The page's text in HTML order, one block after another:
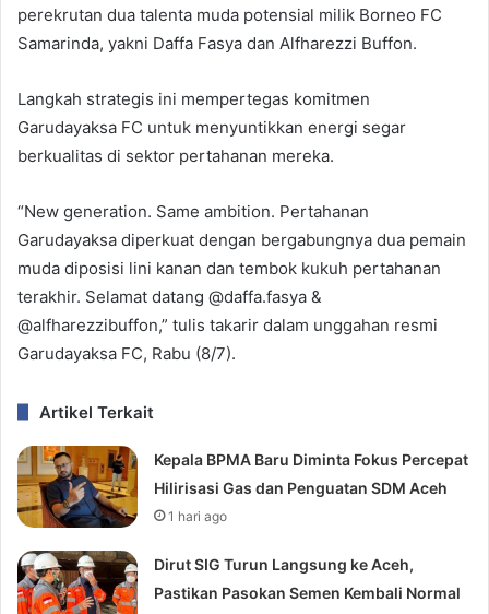
perekrutan dua talenta muda potensial milik Borneo FC
Samarinda, yakni Daffa Fasya dan Alfharezzi Buffon.
Langkah strategis ini mempertegas komitmen
Garudayaksa FC untuk menyuntikkan energi segar
berkualitas di sektor pertahanan mereka.
“New generation. Same ambition. Pertahanan
Garudayaksa diperkuat dengan bergabungnya dua pemain
muda diposisi lini kanan dan tembok kukuh pertahanan
terakhir. Selamat datang @daffa.fasya &
@alfharezzibuffon,” tulis takarir dalam unggahan resmi
Garudayaksa FC, Rabu (8/7).
Artikel Terkait
Kepala BPMA Baru Diminta Fokus Percepat
Hilirisasi Gas dan Penguatan SDM Aceh
1 hari ago
Dirut SIG Turun Langsung ke Aceh,
Pastikan Pasokan Semen Kembali Normal